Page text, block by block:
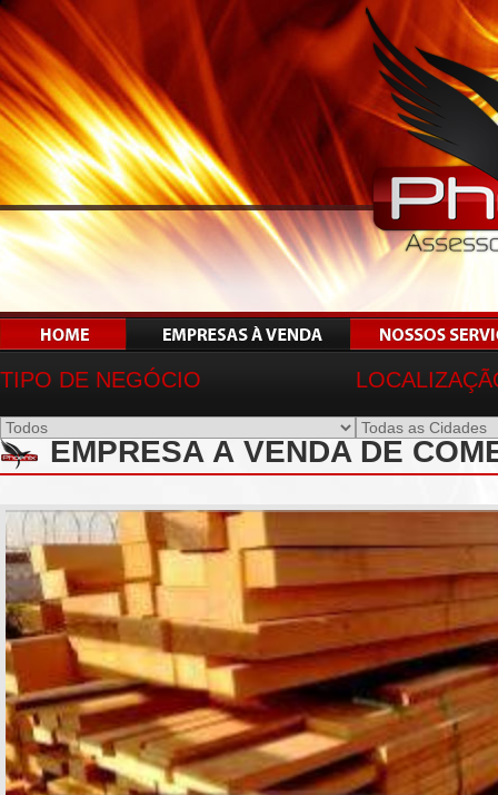
TIPO DE NEGÓCIO
EMPRESA À VENDA DE
DERIVADOS EM